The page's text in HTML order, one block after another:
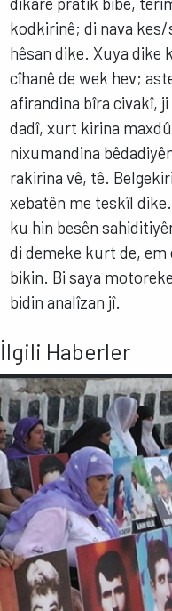
kodkirinê; di nava kes/
hêsan dike. Xuya dike
cîhanê de wek hev;
afirandina bîra civakî,
dadî, xurt kirina
nixumandina
rakirina vê, tê.
xebatên me teskîl
ku hin besên
di demeke kurt de, em
bikin. Bi saya
bidin analîzan jî.
İlgili Haberler